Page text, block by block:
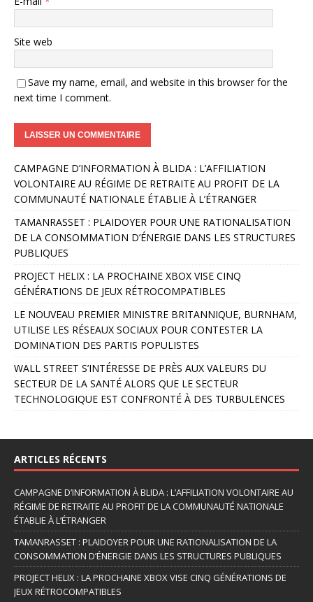
Site web
Save my name, email, and website in this browser for the
next time I comment.
l
t
e
r
n
a
t
i
v
e
:
CAMPAGNE D’INFORMATION À BLIDA : L’AFFILIATION
VOLONTAIRE AU RÉGIME DE RETRAITE AU PROFIT DE LA
COMMUNAUTÉ NATIONALE ÉTABLIE À L’ÉTRANGER
TAMANRASSET : PLAIDOYER POUR UNE RATIONALISATION
DE LA CONSOMMATION D’ÉNERGIE DANS LES STRUCTURES
PUBLIQUES
PROJECT HELIX : LA PROCHAINE XBOX VISE CINQ
GÉNÉRATIONS DE JEUX RÉTROCOMPATIBLES
LE NOUVEAU PREMIER MINISTRE BRITANNIQUE, BURNHAM,
UTILISE LES RÉSEAUX SOCIAUX POUR CONTESTER LA
DOMINATION DES PARTIS POPULISTES
WALL STREET S’INTÉRESSE DE PRÈS AUX VALEURS DU
SECTEUR DE LA SANTÉ ALORS QUE LE SECTEUR
TECHNOLOGIQUE EST CONFRONTÉ À DES TURBULENCES
ARTICLES RÉCENTS
CAMPAGNE D’INFORMATION À BLIDA : L’AFFILIATION VOLONTAIRE AU
RÉGIME DE RETRAITE AU PROFIT DE LA COMMUNAUTÉ NATIONALE
ÉTABLIE À L’ÉTRANGER
TAMANRASSET : PLAIDOYER POUR UNE RATIONALISATION DE LA
CONSOMMATION D’ÉNERGIE DANS LES STRUCTURES PUBLIQUES
PROJECT HELIX : LA PROCHAINE XBOX VISE CINQ GÉNÉRATIONS DE
JEUX RÉTROCOMPATIBLES